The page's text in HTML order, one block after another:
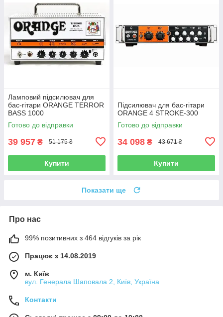
Ламповий підсилювач для
бас-гітари ORANGE TERROR
BASS 1000
Готово до відправки
39 957 ₴ 51 175 ₴
Купити
Підсилювач для бас-гітари
ORANGE 4 STROKE-300
Готово до відправки
34 098 ₴ 43 671 ₴
Купити
Показати ще
Про нас
99% позитивних з 464 відгуків за рік
Працює з 14.08.2019
м. Київ
вул. Генерала Шаповала 2, Київ, Україна
Контакти